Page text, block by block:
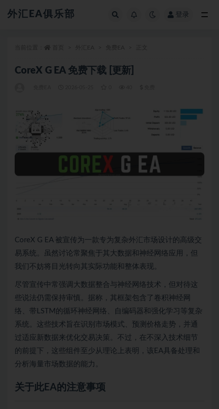
外汇EA俱乐部 登录
CoreX G EA 免费下载 [更新]
CoreX G EA 被宣传为一款专为复杂外汇市场设计的高级交
易系统。虽然讨论常聚焦于其大数据和神经网络应用，但
我们不妨将目光转向其实际功能和整体表现。
尽管宣传中常强调大数据整合与神经网络技术，但对待这
些说法仍需保持审慎。据称，其框架包含了卷积神经网
络、带LSTM的循环神经网络、自编码器和强化学习等复杂
系统。这些技术旨在识别市场模式、预测价格走势，并通
过适应新数据来优化交易决策。不过，在不深入技术细节
的前提下，这些组件至少从理论上表明，该EA具备处理和
分析海量市场数据的能力。
关于此EA的注意事项